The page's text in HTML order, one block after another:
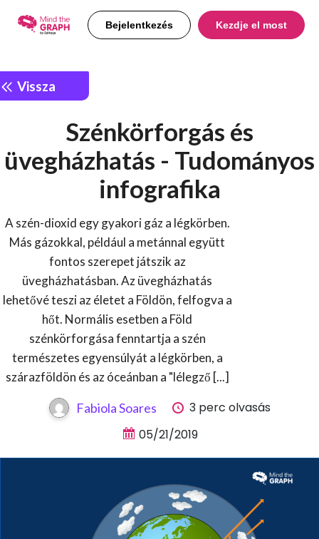
Bejelentkezés Kezdje el most
Vissza
Szénkörforgás és
üvegházhatás - Tudományos
infografika
A szén-dioxid egy gyakori gáz a légkörben.
Más gázokkal, például a metánnal együtt
fontos szerepet játszik az
üvegházhatásban. Az üvegházhatás
lehetővé teszi az életet a Földön, felfogva a
hőt. Normális esetben a Föld
szénkörforgása fenntartja a szén
természetes egyensúlyát a légkörben, a
szárazföldön és az óceánban a "lélegző [...]
Fabiola Soares
3 perc olvasás
05/21/2019